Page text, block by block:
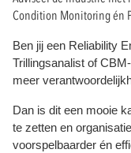
Condition Monitoring én
Ben jij een Reliability
Trillingsanalist of
meer
Dan is dit een mooie
te zetten en
voorspelbaarder én